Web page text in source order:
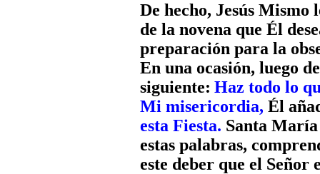
De hecho, Jesús Mismo
de la novena que Él
preparación para la
En una ocasión, luego
siguiente: Haz todo lo
Mi misericordia, Él
esta Fiesta. Santa María
estas palabras,
este deber que el Señor